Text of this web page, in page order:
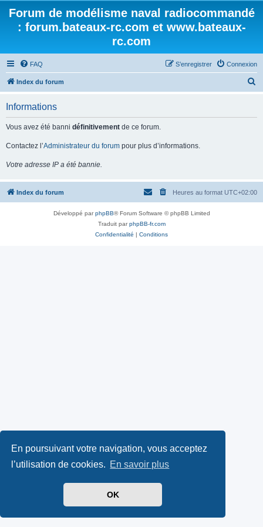
En poursuivant votre navigation, vous acceptez
l’utilisation de cookies. En savoir plus
OK
Forum de modélisme naval radiocommandé
: forum.bateaux-rc.com et www.bateaux-
rc.com
FAQ Connexion
S’enregistrer
Index du forum
e
Informations
Vous avez été banni définitivement de ce forum.
Contactez l’Administrateur du forum pour plus d’informations.
Votre adresse IP a été bannie.
Index du forum Heures au format UTC+02:00
Développé parphpBB® Forum Software © phpBB Limited
Traduit parphpBB-fr.com
Confidentialité | Conditions